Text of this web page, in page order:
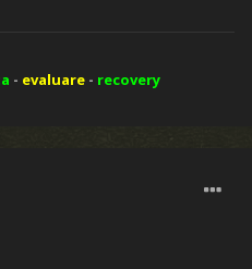
- evaluare- recovery